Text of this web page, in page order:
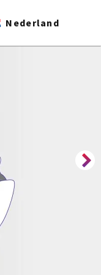
Nederland